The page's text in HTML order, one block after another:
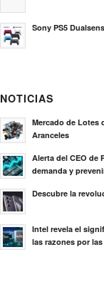
Sony PS5
NOTICIAS
Mercado de Lotes
Aranceles
Alerta del CEO de
demanda y
Descubre la
Intel revela el
las razones por